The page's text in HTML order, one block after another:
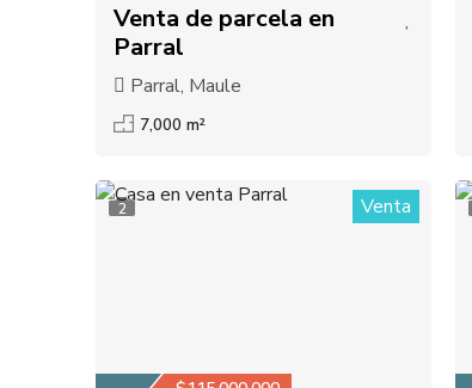
Venta de parcela en
Parral
Parral, Maule
7,000 m²
2 Venta